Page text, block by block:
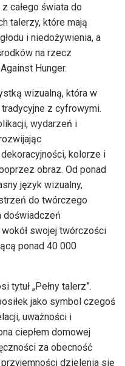
całego świata do
talerzy, które mają
i niedożywienia, a
na rzecz
Hunger.
wizualną, która w
z cyfrowymi.
wydarzeń i
kolorze i
obraz. Od ponad
język wizualny,
do twórczego
doświadczeń
swojej twórczości
ponad 40 000
tytuł „Pełny talerz”.
jako symbol czegoś
uważności i
ciepłem domowej
za obecność
dzielenia się